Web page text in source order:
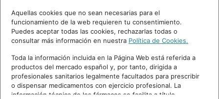
Aquellas cookies que no sean necesarias para el
funcionamiento de la web requieren tu consentimiento.
Puedes aceptar todas las cookies, rechazarlas todas o
consultar más información en nuestra Política de Cookies.
Toda la información incluida en la Página Web está referida a
productos del mercado español y, por tanto, dirigida a
profesionales sanitarios legalmente facultados para prescribir
o dispensar medicamentos con ejercicio profesional. La
información técnica de los fármacos se facilita a título